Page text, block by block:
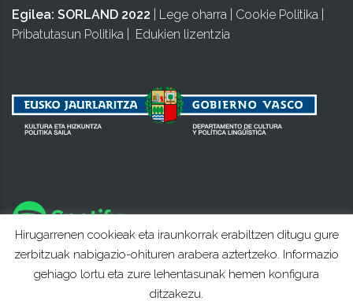
Egilea: SORLAND 2022 Lege oharra Cookie Politika
Pribatutasun Politika
Edukien lizentzia
Hirugarrenen cookieak eta iraunkorrak erabiltzen ditugu gure
zerbitzuak nabigazio-ohituren arabera aztertzeko. Informazio
gehiago lortu eta zure lehentasunak hemen konfigura
ditzakezu.